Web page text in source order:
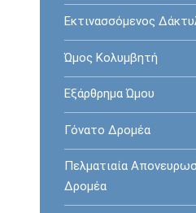
Εκτινασσόμενος
Ώμος Κολυμβητή
Εξάρθρημα Ώμου
Γόνατο Δρομέα
Πελματιαία
Δρομέα